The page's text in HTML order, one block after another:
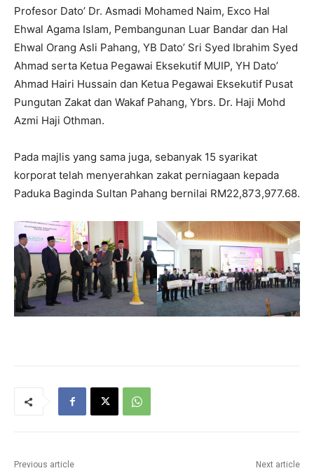
Profesor Dato’ Dr. Asmadi Mohamed Naim, Exco Hal
Ehwal Agama Islam, Pembangunan Luar Bandar dan Hal
Ehwal Orang Asli Pahang, YB Dato’ Sri Syed Ibrahim Syed
Ahmad serta Ketua Pegawai Eksekutif MUIP, YH Dato’
Ahmad Hairi Hussain dan Ketua Pegawai Eksekutif Pusat
Pungutan Zakat dan Wakaf Pahang, Ybrs. Dr. Haji Mohd
Azmi Haji Othman.
Pada majlis yang sama juga, sebanyak 15 syarikat
korporat telah menyerahkan zakat perniagaan kepada
Paduka Baginda Sultan Pahang bernilai RM22,873,977.68.
Previous article Next article